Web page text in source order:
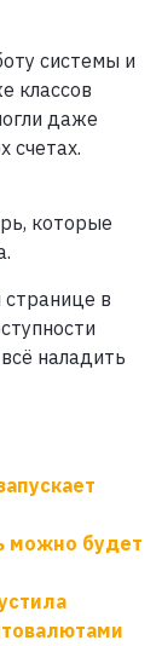
системы и
классов
даже
счетах.
которые
странице в
наладить
можно будет